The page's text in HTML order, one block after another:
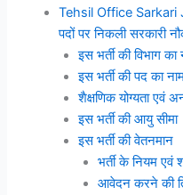
Tehsil Office Sarkari
पदों पर निकली सरकारी
इस भर्ती की विभाग का
इस भर्ती की पद का
शैक्षणिक योग्यता एवं
इस भर्ती की आयु सीमा
इस भर्ती की वेतनमान
भर्ती के नियम एवं
आवेदन करने की